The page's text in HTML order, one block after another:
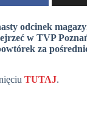
odcinek
w TVP
za
TUTAJ.